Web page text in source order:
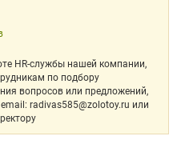
HR-службы нашей компании,
по подбору
вопросов или предложений,
radivas585@zolotoy.ru или